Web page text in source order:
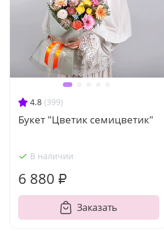
4.8 (399)
Букет "Цветик семицветик"
В наличии
6 880 ₽
Заказать